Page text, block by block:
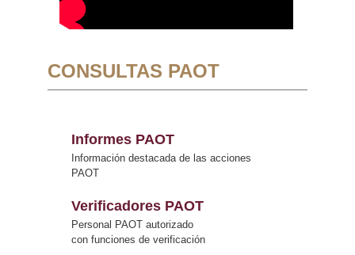
CONSULTAS PAOT
Informes PAOT
Información destacada de las acciones
PAOT
Verificadores PAOT
Personal PAOT autorizado
con funciones de verificación